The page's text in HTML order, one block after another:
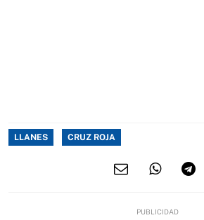
LLANES CRUZ ROJA